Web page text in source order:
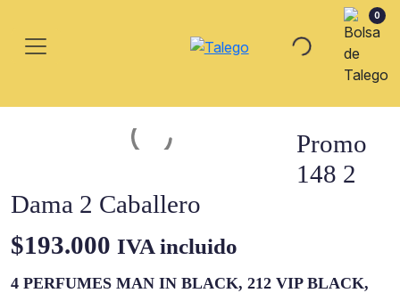
0
Promo
148 2
Dama 2 Caballero
$193.000 IVA incluido
4 PERFUMES MAN IN BLACK, 212 VIP BLACK,